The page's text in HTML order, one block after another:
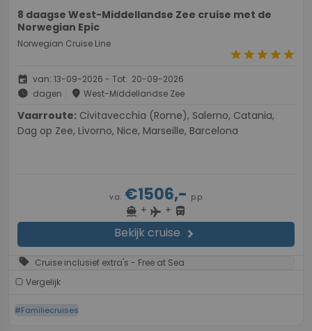
8 daagse West-Middellandse Zee cruise met de
Norwegian Epic
Norwegian Cruise Line
starstarstarstarstar
event van: 13-09-2026 - Tot: 20-09-2026
schedule dagen place West-Middellandse Zee
Vaarroute:
Dag op Zee, Livorno, Nice, Marseille, Barcelona
v.a.€1506,- p.p.
directions_boat + flight + directions_bus
Bekijk cruise chevron_right
sell Cruise inclusief extra's - Free at Sea
Vergelijk
#Familiecruises